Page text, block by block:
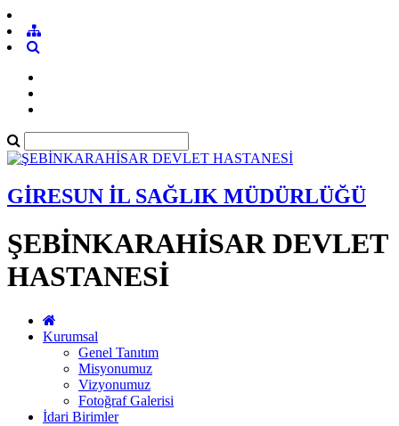
GİRESUN İL SAĞLIK MÜDÜRLÜĞÜ
ŞEBİNKARAHİSAR DEVLET
HASTANESİ
Kurumsal
Genel Tanıtım
Misyonumuz
Vizyonumuz
Fotoğraf Galerisi
İdari Birimler